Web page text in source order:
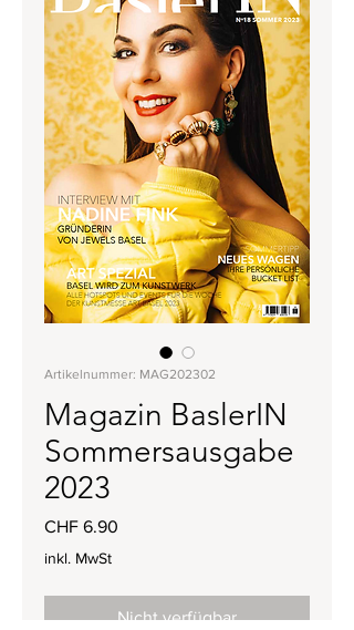
Artikelnummer: MAG202302
Magazin BaslerIN
Sommersausgabe
2023
CHF 6.90
inkl. MwSt
Nicht verfügbar